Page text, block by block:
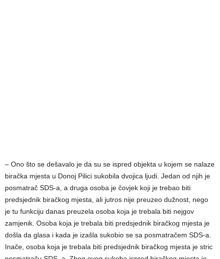
– Ono što se dešavalo je da su se ispred objekta u kojem se nalaze
biračka mjesta u Donoj Pilici sukobila dvojica ljudi. Jedan od njih je
posmatrač SDS-a, a druga osoba je čovjek koji je trebao biti
predsjednik biračkog mjesta, ali jutros nije preuzeo dužnost, nego
je tu funkciju danas preuzela osoba koja je trebala biti nejgov
zamjenik. Osoba koja je trebala biti predsjednik biračkog mjesta je
došla da glasa i kada je izašla sukobio se sa posmatračem SDS-a.
Inače, osoba koja je trebala biti predsjednik biračkog mjesta je stric